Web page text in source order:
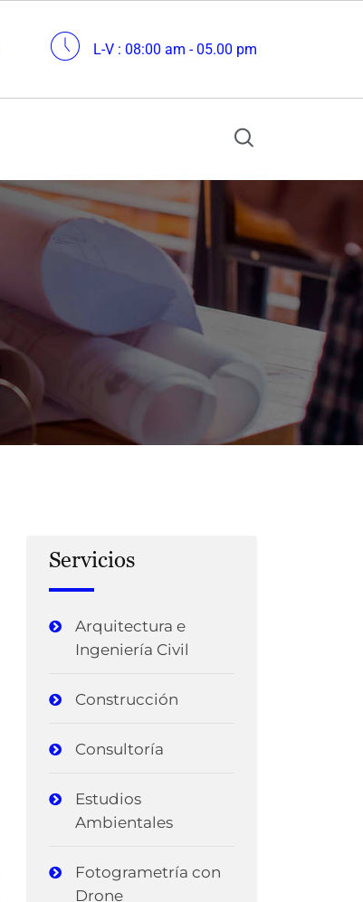
L-V : 08:00 am - 05.00 pm
Servicios
Arquitectura e
Ingeniería Civil
Construcción
Consultoría
Estudios
Ambientales
Fotogrametría con
Drone